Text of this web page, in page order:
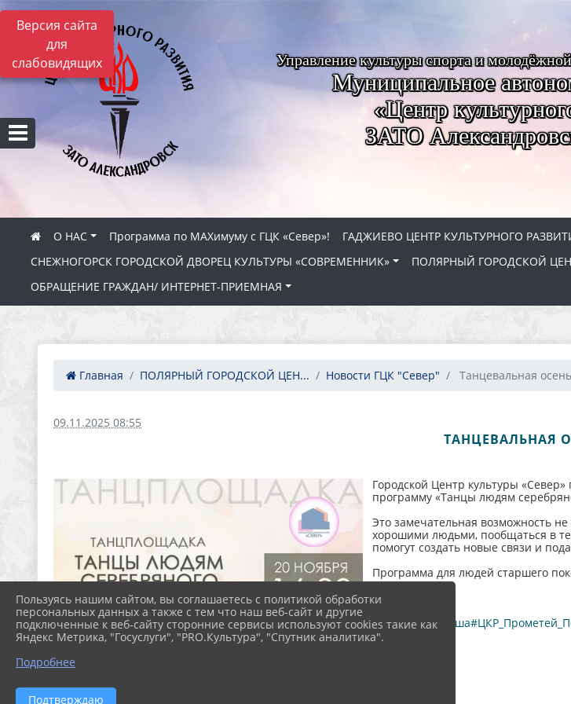
Версия сайта
для
слабовидящих
Управление культуры спорта и
Муниципальное
«Центр
ЗАТО
О НАС Программа по МАХимуму с ГЦК «Север»! ГАДЖИЕВО ЦЕНТР КУЛЬТУРНОГО
СНЕЖНОГОРСК ГОРОДСКОЙ ДВОРЕЦ КУЛЬТУРЫ «СОВРЕМЕННИК»
ПОЛЯРНЫЙ ГОРОДСКОЙ
ОБРАЩЕНИЕ ГРАЖДАН/ ИНТЕРНЕТ-ПРИЕМНАЯ
Главная ПОЛЯРНЫЙ ГОРОДСКОЙ ЦЕН... Новости ГЦК "Север" Танцевальная
09.11.2025 08:55
ТАНЦЕВАЛЬНАЯ
Городской Центр культуры
программу «Танцы людям
Это замечательная возможность
хорошими людьми, пообщаться в
помогут создать новые связи и
Программа для людей старшего
55+
#ГЦКСеверАфиша
Пользуясь нашим сайтом, вы соглашаетесь с политикой обработки
персональных данных а также с тем что наш веб-сайт и другие
подключенные к веб-сайту сторонние сервисы используют cookies такие как
Яндекс Метрика, "Госуслуги", "PRO.Культура", "Спутник аналитика".
Подробнее
Подтверждаю